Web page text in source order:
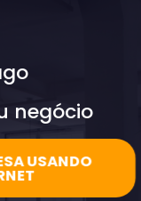
negócio
USANDO